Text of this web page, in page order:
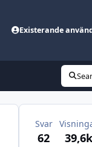
Existerande
Svar
62 39,6k